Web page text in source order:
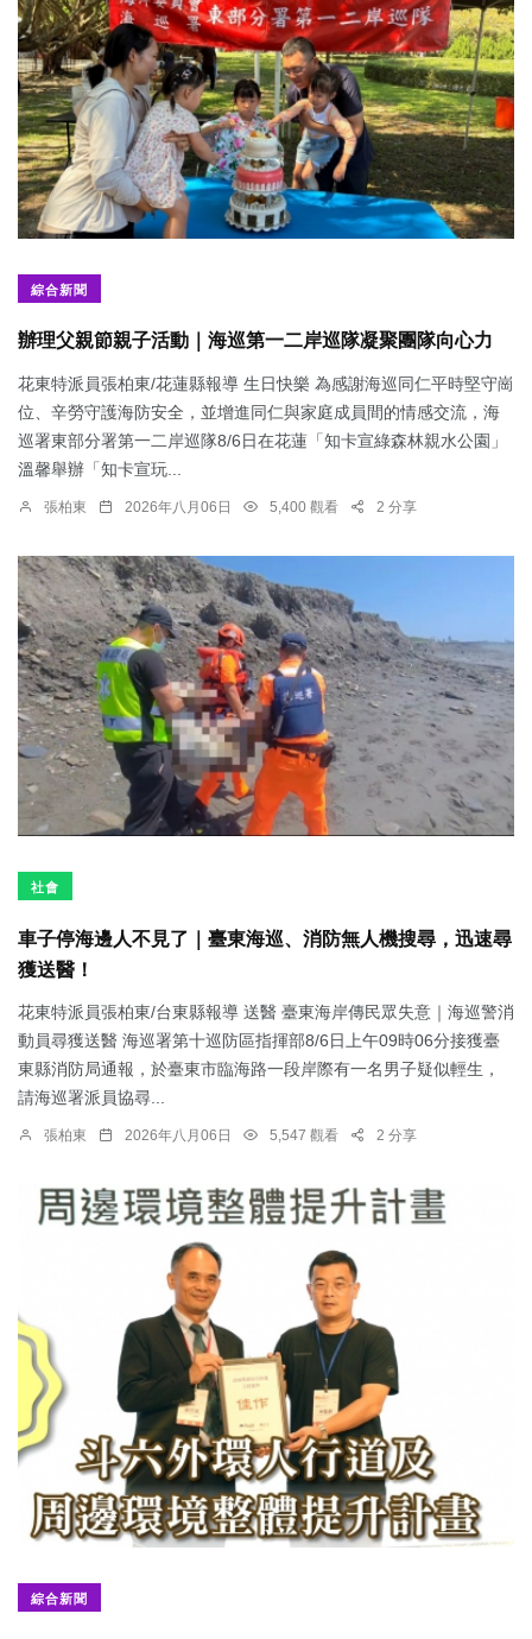
綜合新聞
辦理父親節親子活動｜海巡第一二岸巡隊凝聚團隊向心力
花東特派員張柏東/花蓮縣報導 生日快樂 為感謝海巡同仁平時堅守崗
位、辛勞守護海防安全，並增進同仁與家庭成員間的情感交流，海
巡署東部分署第一二岸巡隊8/6日在花蓮「知卡宣綠森林親水公園」
溫馨舉辦「知卡宣玩...
張柏東 2026年八月06日 5,400 觀看 2 分享
社會
車子停海邊人不見了｜臺東海巡、消防無人機搜尋，迅速尋
獲送醫！
花東特派員張柏東/台東縣報導 送醫 臺東海岸傳民眾失意｜海巡警消
動員尋獲送醫 海巡署第十巡防區指揮部8/6日上午09時06分接獲臺
東縣消防局通報，於臺東市臨海路一段岸際有一名男子疑似輕生，
請海巡署派員協尋...
張柏東 2026年八月06日 5,547 觀看 2 分享
綜合新聞